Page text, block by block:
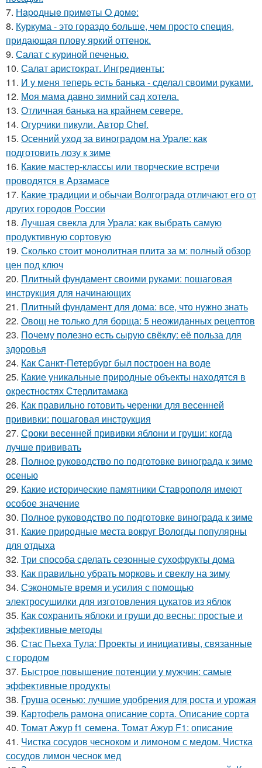
7. Нapoдныe пpимeты O дoмe:
8. Куркума - это гораздо больше, чем просто специя,
придающая плову яркий оттенок.
9. Салат с куриной печенью.
10. Салат аристократ. Ингредиенты:
11. И у меня теперь есть банька - сделал своими руками.
12. Моя мама давно зимний сад хотела.
13. Отличная банька на крайнем севере.
14. Огурчики пикули. Автор Chef.
15. Осенний уход за виноградом на Урале: как
подготовить лозу к зиме
16. Какие мастер-классы или творческие встречи
проводятся в Арзамасе
17. Какие традиции и обычаи Волгограда отличают его от
других городов России
18. Лучшая свекла для Урала: как выбрать самую
продуктивную сортовую
19. Сколько стоит монолитная плита за м: полный обзор
цен под ключ
20. Плитный фундамент своими руками: пошаговая
инструкция для начинающих
21. Плитный фундамент для дома: все, что нужно знать
22. Овощ не только для борща: 5 неожиданных рецептов
23. Почему полезно есть сырую свёклу: её польза для
здоровья
24. Как Санкт-Петербург был построен на воде
25. Какие уникальные природные объекты находятся в
окрестностях Стерлитамака
26. Как правильно готовить черенки для весенней
прививки: пошаговая инструкция
27. Сроки весенней прививки яблони и груши: когда
лучше прививать
28. Полное руководство по подготовке винограда к зиме
осенью
29. Какие исторические памятники Ставрополя имеют
особое значение
30. Полное руководство по подготовке винограда к зиме
31. Какие природные места вокруг Вологды популярны
для отдыха
32. Три способа сделать сезонные сухофрукты дома
33. Как правильно убрать морковь и свеклу на зиму
34. Сэкономьте время и усилия с помощью
электросушилки для изготовления цукатов из яблок
35. Как сохранить яблоки и груши до весны: простые и
эффективные методы
36. Стас Пьеха Тула: Проекты и инициативы, связанные
с городом
37. Быстрое повышение потенции у мужчин: самые
эффективные продукты
38. Груша осенью: лучшие удобрения для роста и урожая
39. Картофель рамона описание сорта. Описание сорта
40. Томат Ажур f1 семена. Томат Ажур F1: описание
41. Чистка сосудов чесноком и лимоном с медом. Чистка
сосудов лимон чеснок мед